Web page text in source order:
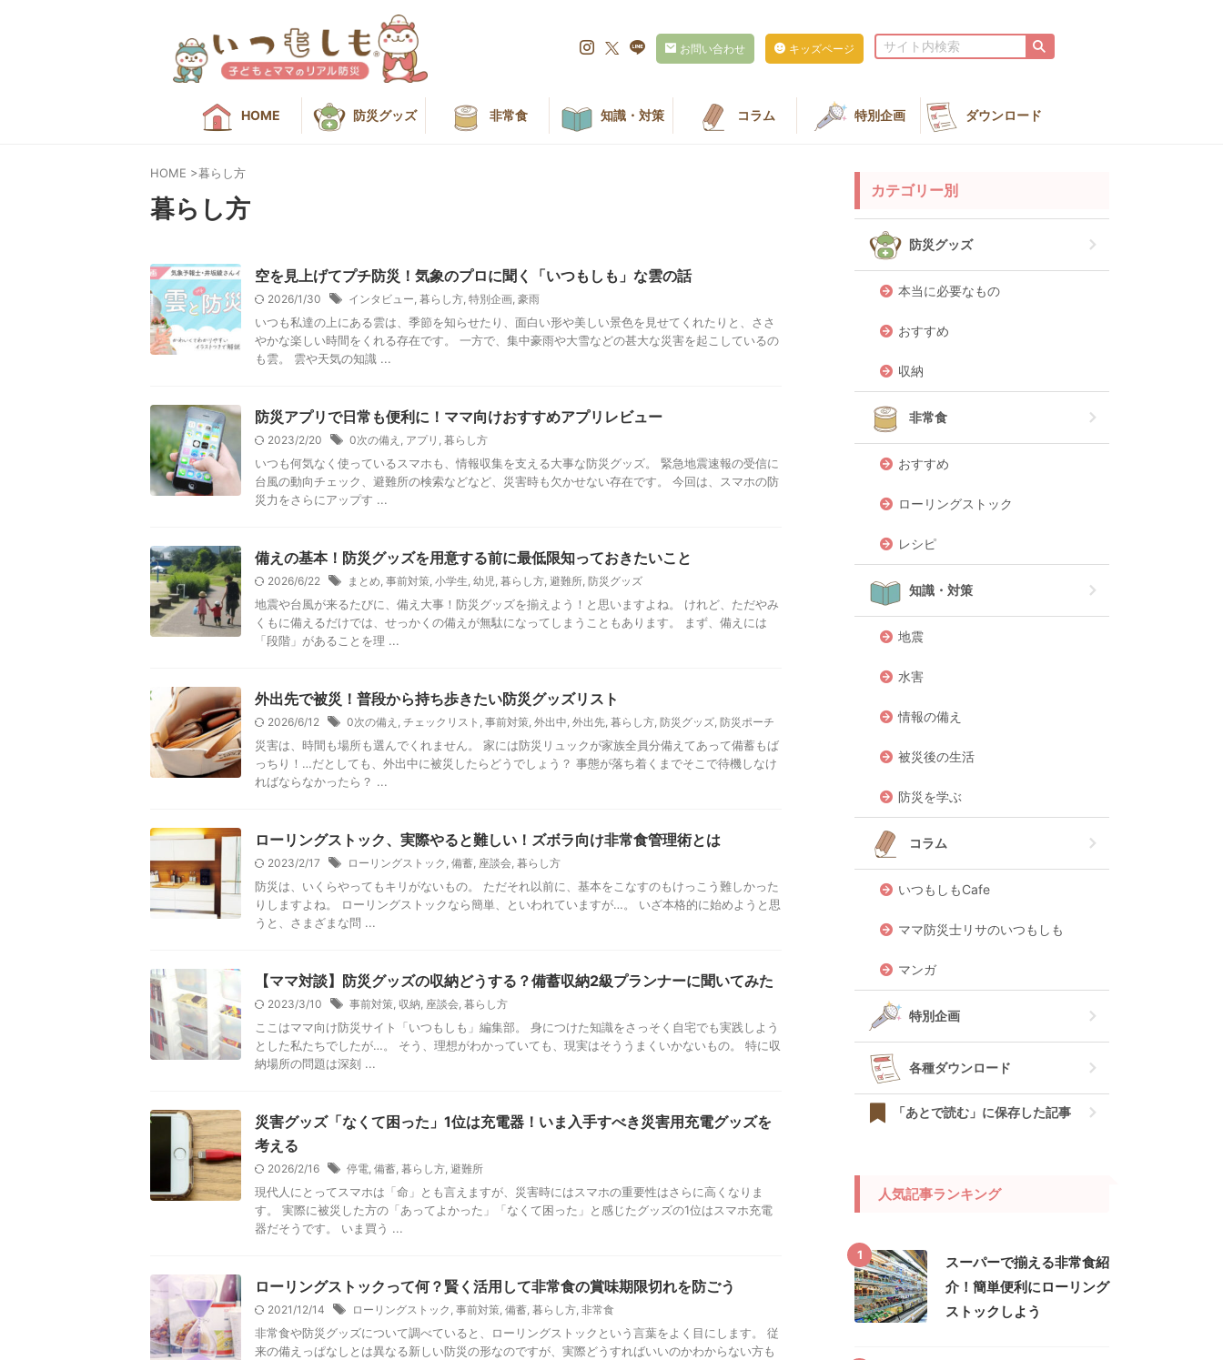
お問い合わせ キッズページ
HOME 防災グッズ 非常食 知識・対策 コラム 特別企画 ダウンロード
HOME >暮らし方
暮らし方
空を見上げてプチ防災！気象のプロに聞く「いつもしも」な雲の話
2026/1/30 インタビュー 暮らし方 特別企画 豪雨
いつも私達の上にある雲は、季節を知らせたり、面白い形や美しい景色を見せてくれたりと、ささ
やかな楽しい時間をくれる存在です。 一方で、集中豪雨や大雪などの甚大な災害を起こしているの
も雲。 雲や天気の知識 ...
防災アプリで日常も便利に！ママ向けおすすめアプリレビュー
2023/2/20 0次の備え アプリ 暮らし方
いつも何気なく使っているスマホも、情報収集を支える大事な防災グッズ。 緊急地震速報の受信に
台風の動向チェック、避難所の検索などなど、災害時も欠かせない存在です。 今回は、スマホの防
災力をさらにアップす ...
備えの基本！防災グッズを用意する前に最低限知っておきたいこと
2026/6/22 まとめ 事前対策 小学生 幼児 暮らし方 避難所 防災グッズ
地震や台風が来るたびに、備え大事！防災グッズを揃えよう！と思いますよね。 けれど、ただやみ
くもに備えるだけでは、せっかくの備えが無駄になってしまうこともあります。 まず、備えには
「段階」があることを理 ...
外出先で被災！普段から持ち歩きたい防災グッズリスト
2026/6/12 0次の備え チェックリスト 事前対策 外出中 外出先 暮らし方 防災グッズ 防災ポーチ
災害は、時間も場所も選んでくれません。 家には防災リュックが家族全員分備えてあって備蓄もば
っちり！…だとしても、外出中に被災したらどうでしょう？ 事態が落ち着くまでそこで待機しなけ
ればならなかったら？ ...
ローリングストック、実際やると難しい！ズボラ向け非常食管理術とは
2023/2/17 ローリングストック 備蓄 座談会 暮らし方
防災は、いくらやってもキリがないもの。 ただそれ以前に、基本をこなすのもけっこう難しかった
りしますよね。 ローリングストックなら簡単、といわれていますが…。 いざ本格的に始めようと思
うと、さまざまな問 ...
【ママ対談】防災グッズの収納どうする？備蓄収納2級プランナーに聞いてみた
2023/3/10 事前対策 収納 座談会 暮らし方
ここはママ向け防災サイト「いつもしも」編集部。 身につけた知識をさっそく自宅でも実践しよう
とした私たちでしたが…。 そう、理想がわかっていても、現実はそううまくいかないもの。 特に収
納場所の問題は深刻 ...
災害グッズ「なくて困った」1位は充電器！いま入手すべき災害用充電グッズを
考える
2026/2/16 停電 備蓄 暮らし方 避難所
現代人にとってスマホは「命」とも言えますが、災害時にはスマホの重要性はさらに高くなりま
す。 実際に被災した方の「あってよかった」「なくて困った」と感じたグッズの1位はスマホ充電
器だそうです。 いま買う ...
ローリングストックって何？賢く活用して非常食の賞味期限切れを防ごう
2021/12/14 ローリングストック 事前対策 備蓄 暮らし方 非常食
非常食や防災グッズについて調べていると、ローリングストックという言葉をよく目にします。 従
来の備えっぱなしとは異なる新しい防災の形なのですが、実際どうすればいいのかわからない方も
カテゴリー別
防災グッズ
本当に必要なもの
おすすめ
収納
非常食
おすすめ
ローリングストック
レシピ
知識・対策
地震
水害
情報の備え
被災後の生活
防災を学ぶ
コラム
いつもしもCafe
ママ防災士リサのいつもしも
マンガ
特別企画
各種ダウンロード
「あとで読む」に保存した記事
人気記事ランキング
1
スーパーで揃える非常食紹
介！簡単便利にローリング
ストックしよう